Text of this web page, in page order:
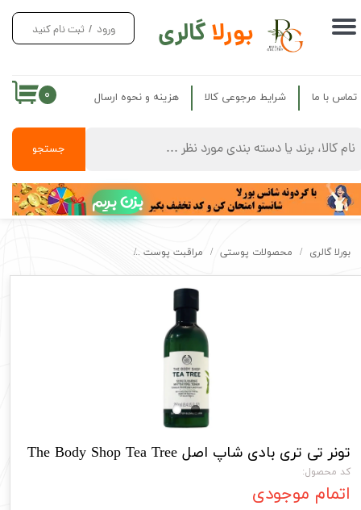
بورلاگالری
جستجو
ورود / ثبت نام کنید
حساب کاربری من
سفارشات
خروج از حساب کاربری
۰ تماس با ما شرایط مرجوعی کالا هزینه و نحوه ارسال
بزن بریم
بورلا گالری محصولات پوستی مراقبت پوست
تونر تی تری بادی شاپ اصل The Body Shop Tea Tree
کد محصول:
اتمام موجودی